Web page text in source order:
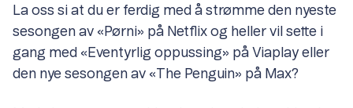
La oss si at du er ferdig med å strømme den nyeste
sesongen av «Pørni» på Netflix og heller vil sette i
gang med «Eventyrlig oppussing» på Viaplay eller
den nye sesongen av «The Penguin» på Max?